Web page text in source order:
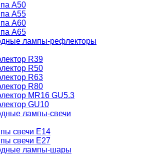
A50
A55
A60
A65
лампы-рефлекторы
R39
R50
R63
R80
MR16 GU5.3
GU10
лампы-свечи
свечи Е14
свечи Е27
лампы-шары